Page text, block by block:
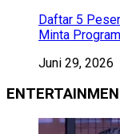
Daftar 5
Minta
Juni 29, 2026